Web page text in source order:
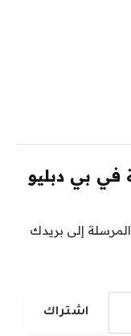
بي دبليو
إلى بريدك
اشتراك